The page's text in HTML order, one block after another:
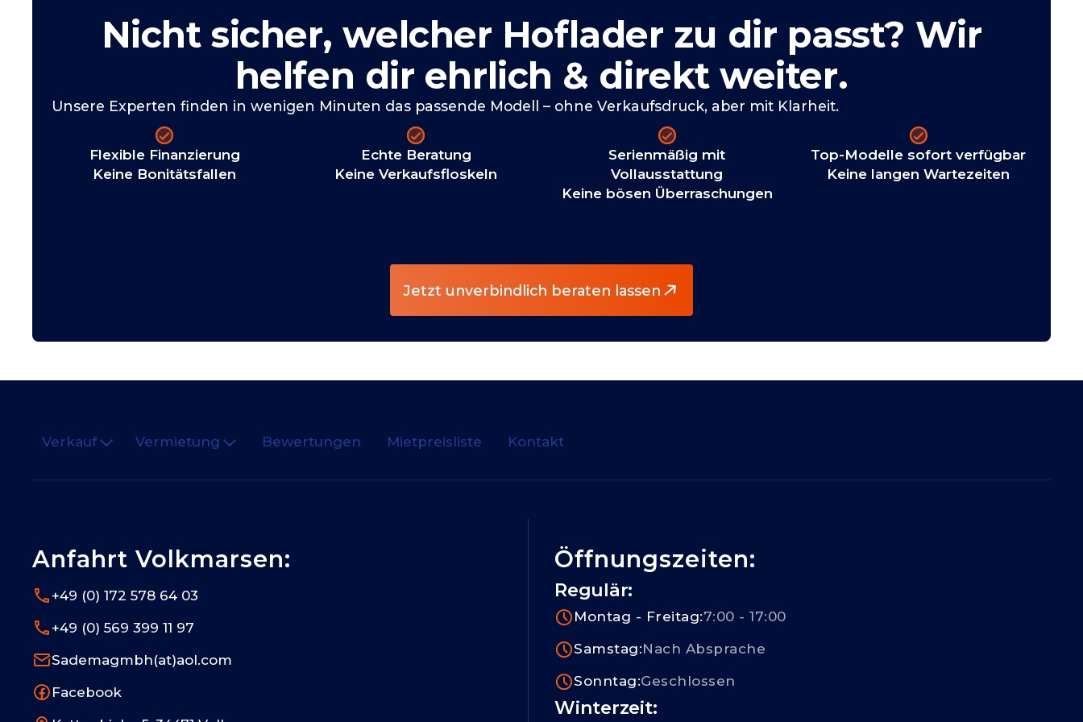
Nicht sicher, welcher Hoflader zu dir passt? Wir
helfen dir ehrlich & direkt weiter.
Unsere Experten finden in wenigen Minuten das passende Modell – ohne Verkaufsdruck, aber mit Klarheit.
Flexible Finanzierung
Keine Bonitätsfallen
Echte Beratung
Keine Verkaufsfloskeln
Serienmäßig mit
Vollausstattung
Keine bösen Überraschungen
Top-Modelle sofort verfügbar
Keine langen Wartezeiten
Jetzt unverbindlich beraten lassen
Verkauf Vermietung Bewertungen Mietpreisliste Kontakt
Anfahrt Volkmarsen:
+49 (0) 172 578 64 03
+49 (0) 569 399 11 97
Sademagmbh(at)aol.com
Facebook
Öffnungszeiten:
Regulär:
Montag - Freitag:7:00 - 17:00
Samstag:Nach Absprache
Sonntag:Geschlossen
Winterzeit: